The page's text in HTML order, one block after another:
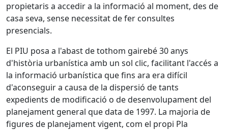
propietaris a accedir a la informació al moment, des de
casa seva, sense necessitat de fer consultes
presencials.
El PIU posa a l'abast de tothom gairebé 30 anys
d'història urbanística amb un sol clic, facilitant l'accés a
la informació urbanística que fins ara era difícil
d'aconseguir a causa de la dispersió de tants
expedients de modificació o de desenvolupament del
planejament general que data de 1997. La majoria de
figures de planejament vigent, com el propi Pla